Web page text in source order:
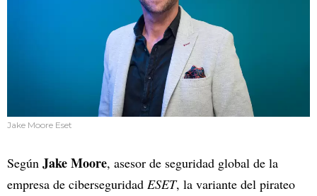
Jake Moore Eset
Según Jake Moore, asesor de seguridad global de la
empresa de ciberseguridad ESET, la variante del pirateo